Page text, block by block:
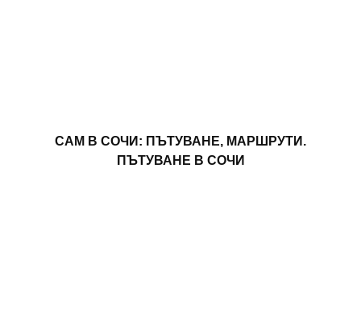
САМ В СОЧИ: ПЪТУВАНЕ, МАРШРУТИ.
ПЪТУВАНЕ В СОЧИ